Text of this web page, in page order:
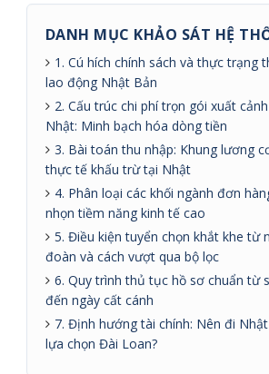
DANH MỤC KHẢO SÁT HỆ
1. Cú hích chính sách và thực trạng
lao động Nhật Bản
2. Cấu trúc chi phí trọn gói xuất
Nhật: Minh bạch hóa dòng tiền
3. Bài toán thu nhập: Khung lương
thực tế khấu trừ tại Nhật
4. Phân loại các khối ngành đơn
nhọn tiềm năng kinh tế cao
5. Điều kiện tuyển chọn khắt khe từ
đoàn và cách vượt qua bộ lọc
6. Quy trình thủ tục hồ sơ chuẩn từ
đến ngày cất cánh
7. Định hướng tài chính: Nên đi
lựa chọn Đài Loan?